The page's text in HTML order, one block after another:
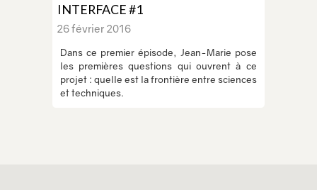
INTERFACE #1
26 février 2016
Dans ce premier épisode, Jean-Marie pose
les premières questions qui ouvrent à ce
projet : quelle est la frontière entre sciences
et techniques.